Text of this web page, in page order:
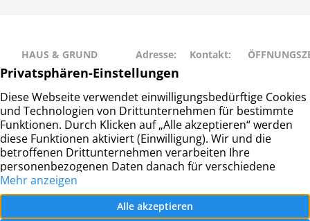
HAUS & GRUND
RAHLSTEDT
Haus- und
Grundeigentümerverein
Hamburg-Rahlstedt e.V.
Adresse:
Schweriner
Str. 27
22143
Hamburg
Kontakt:
– 677 88 66
info@hug-
rahlstedt.de
• Freitag:
14:00
Dienstag •
Donnerstag:
– 18:00